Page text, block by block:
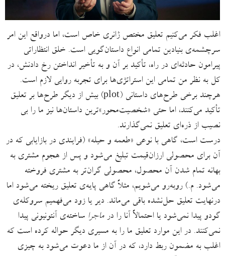
اغلب فکر می‌کنیم تعلیق مختص ژانری خاص است، اما درواقع این امر
سرچشمه‌ی بنیادین تمامی انواع داستان‌گویی است. خلق انتظاراتی
پیرامون حادثه‌ای در راه، تأکید بر آن و به تأخیر انداختن رخ دادنش، در
کل به نظر من تمامی این استراتژی‌ها برای تجربه روایی لازم است.
هرچند برخی طرح‌های داستانی (plot) بیش از دیگر طرح‌ها بر تعلیق
تأکید می‌کنند، اما حتی «شخصیت‌محور»ترین داستان‌ها نیز ما را بی
نصیب از ذره‌ای تعلیق نمی‌گذارند.
درست است، گاهی با نوعی «طعمه و حیله» (فرایندی در بازایابی که در
آن برای محصولی ارزان‌قیمت تبلیغ می‌شود و پس از هجوم مشتری به
بهانه تمام شدن آن محصول، محصولی گران‌تر به مشتری فروخته
می‌شود. م.) روبه‌رو می‌شویم، مثلاً گاهی پایه‌ی تعلیق ریخته می‌شود اما
درنهایت تعلیق حل‌نشده باقی می‌ماند. دیر یا زود می‌فهمیم سروکله‌ی
گودو پیدا نمی‌شود یا احتمالاً آنا را در ماجرا ساخته‌ی آنتونیونی پیدا
نمی‌کنند. در این موارد تعلیق ما را به مسیری دیگر حواله کرده است که
اغلب به مضمون ربط دارد، که در آن از ما دعوت می‌شود به چیزی